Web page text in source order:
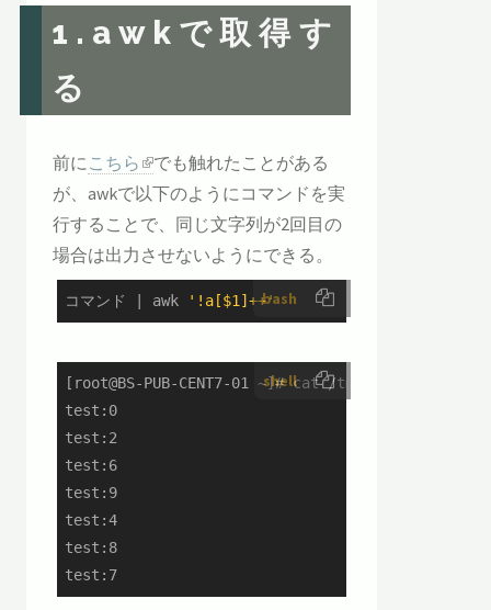
1.awkで取得す
る
前に こちら
でも触れたことがある
が、awkで以下のようにコマンドを実
行することで、同じ文字列が2回目の
場合は出力させないようにできる。
bash
コマンド | awk '!a[$1]++'
shell
[root@BS-PUB-CENT7-01 ~]# cat /tmp/test.txt |
test:0
test:2
test:6
test:9
test:4
test:8
test:7